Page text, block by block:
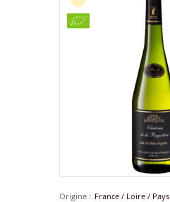
Origine France / Loire /